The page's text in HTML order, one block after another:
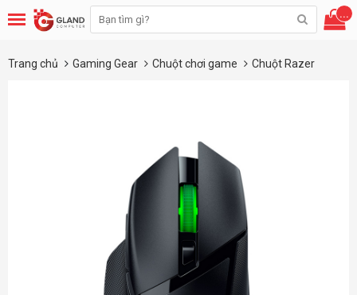
...
Trang chủ Gaming Gear Chuột chơi game Chuột Razer